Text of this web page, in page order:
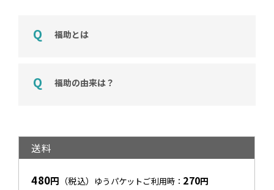
福助とは
福助の由来は？
送料
480円 （税込） ゆうパケットご利用時： 270円